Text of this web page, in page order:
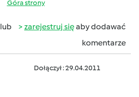
Góra strony
lub zarejestruj sięaby dodawać
komentarze
Dołączył : 29.04.2011